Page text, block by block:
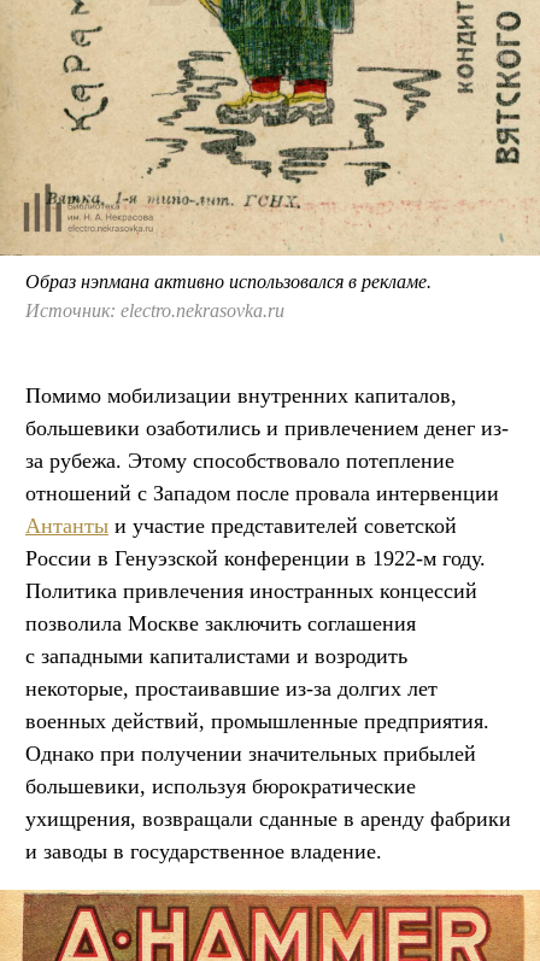
Образ нэпмана активно использовался в рекламе.
Источник: electro.nekrasovka.ru
Помимо мобилизации внутренних капиталов,
большевики озаботились и привлечением денег из-
за рубежа. Этому способствовало потепление
отношений с Западом после провала интервенции
Антанты и участие представителей советской
России в Генуэзской конференции в 1922-м году.
Политика привлечения иностранных концессий
позволила Москве заключить соглашения
с западными капиталистами и возродить
некоторые, простаивавшие из-за долгих лет
военных действий, промышленные предприятия.
Однако при получении значительных прибылей
большевики, используя бюрократические
ухищрения, возвращали сданные в аренду фабрики
и заводы в государственное владение.